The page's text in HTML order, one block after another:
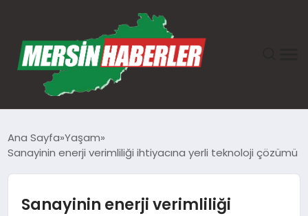
GÜNDEM
EKONOMI
Ana Sayfa Yaşam
Sanayinin enerji verimliliği ihtiyacına yerli teknoloji çözümü
Sanayinin enerji verimliliği